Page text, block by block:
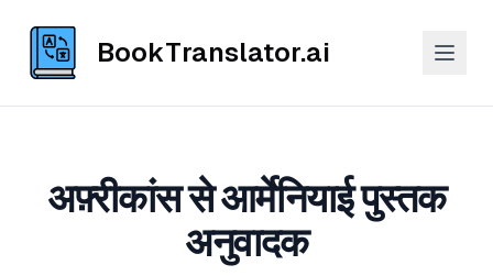
BookTranslator.ai
अफ़्रीकांस से आर्मेनियाई पुस्तक
अनुवादक